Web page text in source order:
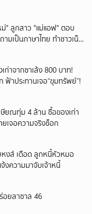
" ลูกสาว "แม่แอฟ" ตอบ
มเป็นภาษาไทย ทำชาวเน็ต
ก่าจากซาเล้ง 800 บาท!
าประทานเจอ“ขุมทรัพย์”!
ยณทุ่ม 4 ล้าน ซื้อของเก่า
เจอความจริงช็อก
งส์ เดือด ลูกหนี้หัวหมอ
งความมาจับเจ้าหนี้
อยลาซาล 46